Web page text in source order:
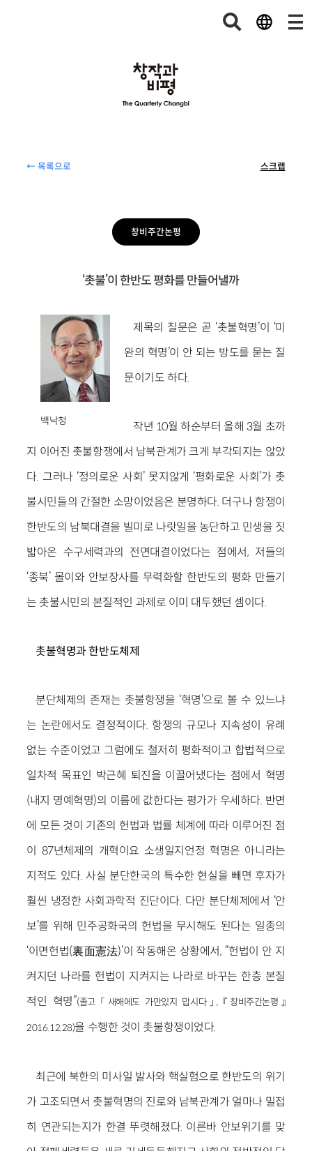
← 목록으로 스크랩
창비주간논평
‘촛불’이 한반도 평화를 만들어낼까
백낙청
제목의 질문은 곧 ‘촛불혁명’이 ‘미
완의 혁명’이 안 되는 방도를 묻는 질
문이기도 하다.
작년 10월 하순부터 올해 3월 초까
지 이어진 촛불항쟁에서 남북관계가 크게 부각되지는 않았
다. 그러나 ‘정의로운 사회’ 못지않게 ‘평화로운 사회’가 촛
불시민들의 간절한 소망이었음은 분명하다. 더구나 항쟁이
한반도의 남북대결을 빌미로 나랏일을 농단하고 민생을 짓
밟아온 수구세력과의 전면대결이었다는 점에서, 저들의
‘종북’ 몰이와 안보장사를 무력화할 한반도의 평화 만들기
는 촛불시민의 본질적인 과제로 이미 대두했던 셈이다.
촛불혁명과 한반도체제
분단체제의 존재는 촛불항쟁을 ‘혁명’으로 볼 수 있느냐
는 논란에서도 결정적이다. 항쟁의 규모나 지속성이 유례
없는 수준이었고 그럼에도 철저히 평화적이고 합법적으로
일차적 목표인 박근혜 퇴진을 이끌어냈다는 점에서 혁명
(내지 명예혁명)의 이름에 값한다는 평가가 우세하다. 반면
에 모든 것이 기존의 헌법과 법률 체계에 따라 이루어진 점
이 87년체제의 개혁이요 소생일지언정 혁명은 아니라는
지적도 있다. 사실 분단한국의 특수한 현실을 빼면 후자가
훨씬 냉정한 사회과학적 진단이다. 다만 분단체제에서 ‘안
보’를 위해 민주공화국의 헌법을 무시해도 된다는 일종의
‘이면헌법(裏面憲法)’이 작동해온 상황에서, “헌법이 안 지
켜지던 나라를 헌법이 지켜지는 나라로 바꾸는 한층 본질
적인 혁명”(졸고 「새해에도 가만있지 맙시다」, 『창비주간논평』
2016.12.28)을 수행한 것이 촛불항쟁이었다.
최근에 북한의 미사일 발사와 핵실험으로 한반도의 위기
가 고조되면서 촛불혁명의 진로와 남북관계가 얼마나 밀접
히 연관되는지가 한결 뚜렷해졌다. 이른바 안보위기를 맞